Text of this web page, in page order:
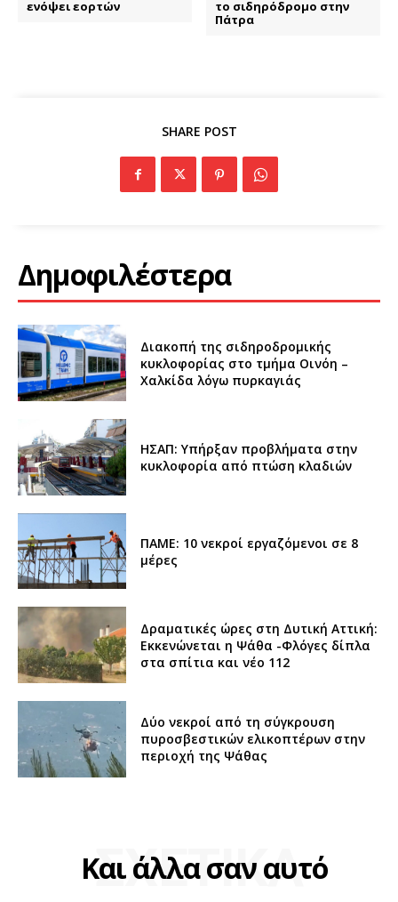
ενόψει εορτών
το σιδηρόδρομο στην
Πάτρα
SHARE POST
Δημοφιλέστερα
Διακοπή της σιδηροδρομικής
κυκλοφορίας στο τμήμα Οινόη –
Χαλκίδα λόγω πυρκαγιάς
ΗΣΑΠ: Υπήρξαν προβλήματα στην
κυκλοφορία από πτώση κλαδιών
ΠΑΜΕ: 10 νεκροί εργαζόμενοι σε 8
μέρες
Δραματικές ώρες στη Δυτική Αττική:
Εκκενώνεται η Ψάθα -Φλόγες δίπλα
στα σπίτια και νέο 112
Δύο νεκροί από τη σύγκρουση
πυροσβεστικών ελικοπτέρων στην
περιοχή της Ψάθας
Και άλλα σαν αυτό
ΣΧΕΤΙΚΑ